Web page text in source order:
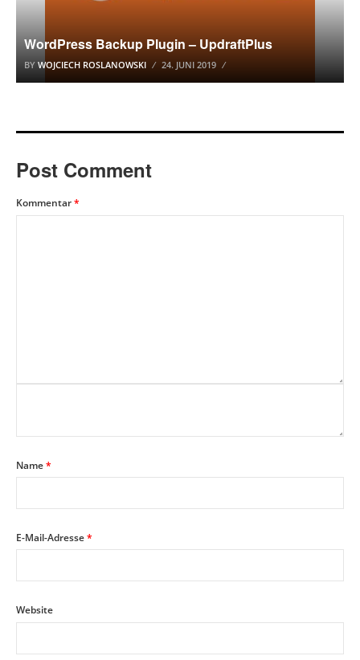
WordPress Backup Plugin – UpdraftPlus
BY WOJCIECH ROSLANOWSKI 24. JUNI 2019
Post Comment
Kommentar*
Name*
E-Mail-Adresse*
Website